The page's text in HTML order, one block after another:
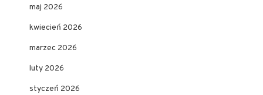
maj 2026
kwiecień 2026
marzec 2026
luty 2026
styczeń 2026